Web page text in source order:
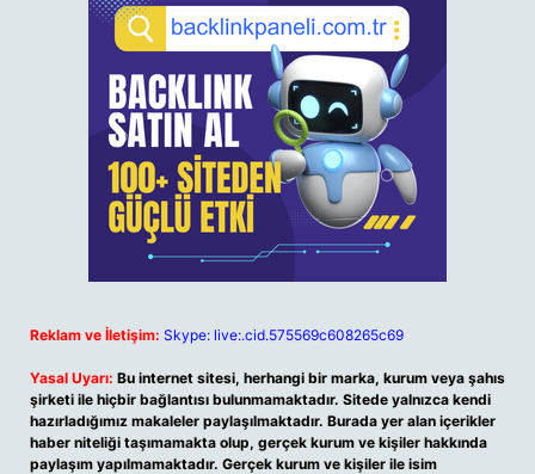
Reklam ve İletişim: Skype: live:.cid.575569c608265c69
Yasal Uyarı: Bu internet sitesi, herhangi bir marka, kurum veya şahıs
şirketi ile hiçbir bağlantısı bulunmamaktadır. Sitede yalnızca kendi
hazırladığımız makaleler paylaşılmaktadır. Burada yer alan içerikler
haber niteliği taşımamakta olup, gerçek kurum ve kişiler hakkında
paylaşım yapılmamaktadır. Gerçek kurum ve kişiler ile isim